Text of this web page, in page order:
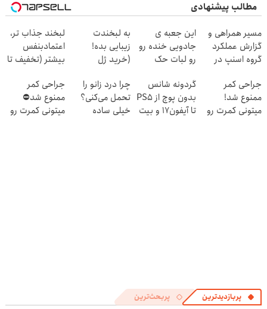
مطالب پیشنهادی
مسیر همراهی و
گزارش عملکرد
گروه اسنپ در
این جعبه ی
جادویی خنده رو
رو لبات حک
خرید40%تخفیف
به لبخندت
زیبایی بده!
(خرید ژل
دندان
با40%تخفیف)
لبخند جذاب تر،
اعتمادبنفس
بیشتر (تخفیف تا
جراحی کمر
ممنوع شد!
میتونی کمرت رو
گردونه شانس
بدون پوچ از PS5
تا آیفون17 و بیت
چرا درد زانو را
تحمل می‌کنی؟
خیلی ساده
جراحی کمر
ممنوع شد⛔
میتونی کمرت رو
پربازدیدترین پربحث‌ترین